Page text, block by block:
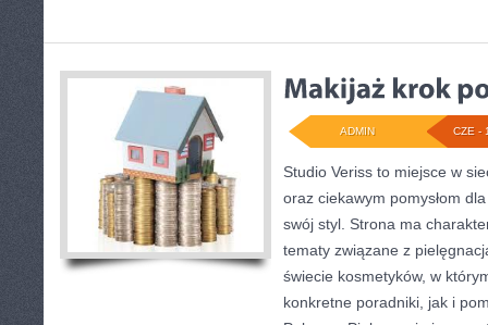
CZE -
ADMIN
Studio Veriss to miejsce w
oraz ciekawym pomysłom
swój styl. Strona ma
tematy związane z
świecie kosmetyków, w
konkretne poradniki, jak i